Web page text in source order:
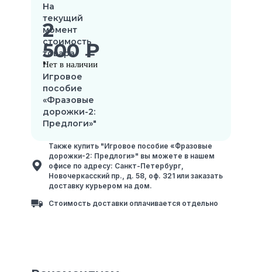
На
текущий
момент
стоимость
товара
"
Игровое
пособие
«Фразовые
дорожки-2:
Предлоги»"
2
500₽
Нет в наличии
Также купить "Игровое пособие «Фразовые
дорожки-2: Предлоги»" вы можете в нашем
офисе по адресу: Санкт-Петербург,
Новочеркасский пр., д. 58, оф. 321 или заказать
доставку курьером на дом.
Стоимость доставки оплачивается отдельно